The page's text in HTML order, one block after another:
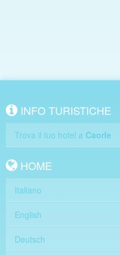
INFO TURISTICHE
Trova il tuo hotel a Caorle
HOME
Italiano
English
Deutsch